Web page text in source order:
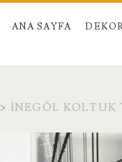
ANA SAYFA
> INEGÖL KOLTUK